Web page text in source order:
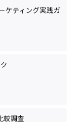
ケティング実践ガ
較調査